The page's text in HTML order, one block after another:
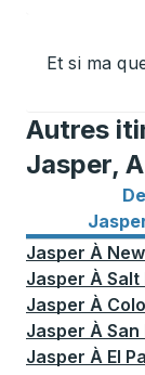
Et si ma
Autres
Jasper,
De
Itinéraires
Jasper À
Jasper À Salt
Jasper À
Jasper À San
Jasper À El